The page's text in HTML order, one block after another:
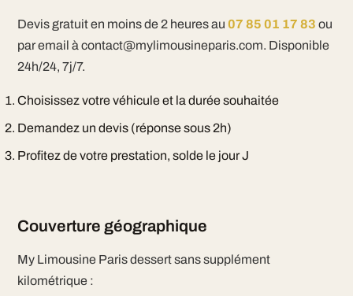
Devis gratuit en moins de 2 heures au 07 85 01 17 83 ou
par email à contact@mylimousineparis.com. Disponible
24h/24, 7j/7.
Choisissez votre véhicule et la durée souhaitée
Demandez un devis (réponse sous 2h)
Profitez de votre prestation, solde le jour J
Couverture géographique
My Limousine Paris dessert sans supplément
kilométrique :